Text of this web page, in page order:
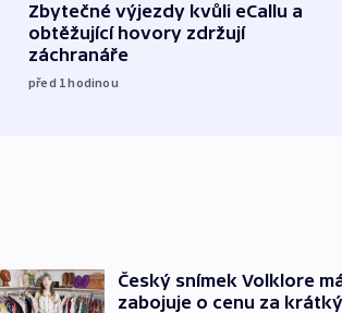
Zbytečné výjezdy kvůli eCallu a
obtěžující hovory zdržují
záchranáře
před 1hodinou
Český snímek Volklore
zabojuje o cenu za